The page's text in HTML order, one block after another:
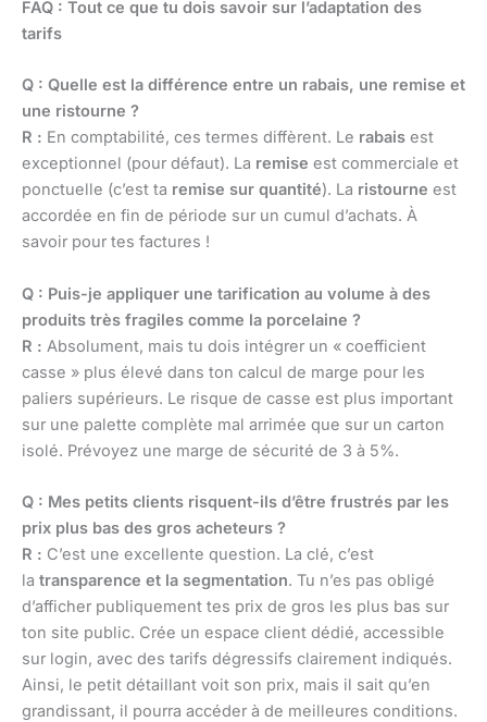
FAQ : Tout ce que tu dois savoir sur l’adaptation des
tarifs
Q : Quelle est la différence entre un rabais, une remise et
une ristourne ?
R : En comptabilité, ces termes diffèrent. Le rabais est
exceptionnel (pour défaut). La remise est commerciale et
ponctuelle (c’est ta remise sur quantité). La ristourne est
accordée en fin de période sur un cumul d’achats. À
savoir pour tes factures !
Q : Puis-je appliquer une tarification au volume à des
produits très fragiles comme la porcelaine ?
R : Absolument, mais tu dois intégrer un « coefficient
casse » plus élevé dans ton calcul de marge pour les
paliers supérieurs. Le risque de casse est plus important
sur une palette complète mal arrimée que sur un carton
isolé. Prévoyez une marge de sécurité de 3 à 5%.
Q : Mes petits clients risquent-ils d’être frustrés par les
prix plus bas des gros acheteurs ?
R : C’est une excellente question. La clé, c’est
la transparence et la segmentation. Tu n’es pas obligé
d’afficher publiquement tes prix de gros les plus bas sur
ton site public. Crée un espace client dédié, accessible
sur login, avec des tarifs dégressifs clairement indiqués.
Ainsi, le petit détaillant voit son prix, mais il sait qu’en
grandissant, il pourra accéder à de meilleures conditions.